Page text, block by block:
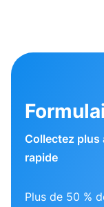
Collectez plus
rapide
Plus de 50 %